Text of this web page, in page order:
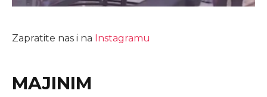
Zapratite nas i na Instagramu
MAJINIM